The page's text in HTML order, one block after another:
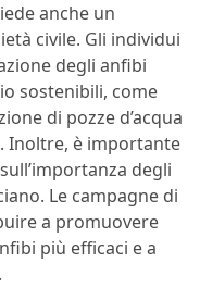
anche un
civile. Gli individui
degli anfibi
sostenibili, come
di pozze d’acqua
Inoltre, è importante
degli
Le campagne di
a promuovere
più efficaci e a